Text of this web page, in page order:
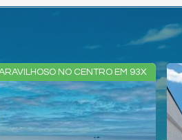
NO CENTRO EM 93X